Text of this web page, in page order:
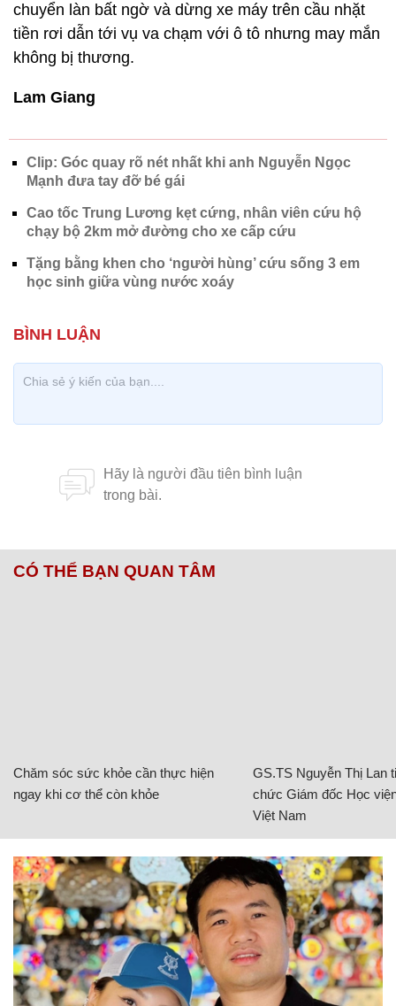
chuyển làn bất ngờ và dừng xe máy trên cầu nhặt
tiền rơi dẫn tới vụ va chạm với ô tô nhưng may mắn
không bị thương.
Lam Giang
Clip: Góc quay rõ nét nhất khi anh Nguyễn Ngọc
Mạnh đưa tay đỡ bé gái
Cao tốc Trung Lương kẹt cứng, nhân viên cứu hộ
chạy bộ 2km mở đường cho xe cấp cứu
Tặng bằng khen cho ‘người hùng’ cứu sống 3 em
học sinh giữa vùng nước xoáy
CÓ THỂ BẠN QUAN TÂM
Chăm sóc sức khỏe cần thực hiện
ngay khi cơ thể còn khỏe
GS.TS Nguyễn Thị Lan
chức Giám đốc Học
Việt Nam